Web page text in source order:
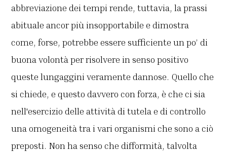
abbreviazione dei tempi rende, tuttavia, la prassi
abituale ancor più insopportabile e dimostra
come, forse, potrebbe essere sufficiente un po’ di
buona volontà per risolvere in senso positivo
queste lungaggini veramente dannose. Quello che
si chiede, e questo davvero con forza, è che ci sia
nell'esercizio delle attività di tutela e di controllo
una omogeneità tra i vari organismi che sono a ciò
preposti. Non ha senso che difformità, talvolta